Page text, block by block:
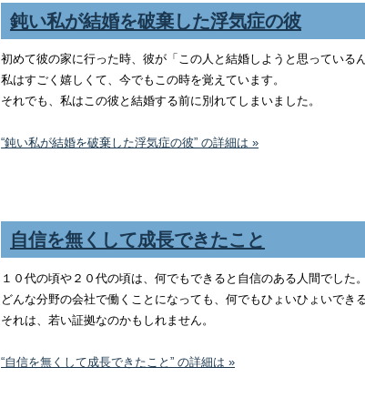
鈍い私が結婚を破棄した浮気症の彼
初めて彼の家に行った時、彼が「この人と結婚しようと思っている
私はすごく嬉しくて、今でもこの時を覚えています。
それでも、私はこの彼と結婚する前に別れてしまいました。
“鈍い私が結婚を破棄した浮気症の彼” の詳細は »
自信を無くして成長できたこと
１０代の頃や２０代の頃は、何でもできると自信のある人間でした。
どんな分野の会社で働くことになっても、何でもひょいひょいでき
それは、若い証拠なのかもしれません。
“自信を無くして成長できたこと” の詳細は »